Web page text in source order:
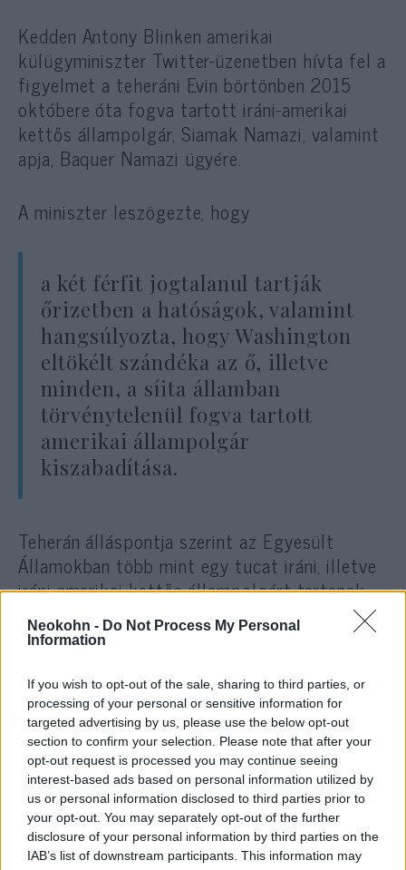
Neokohn - Do Not Process My Personal
Information
If you wish to opt-out of the sale, sharing to third parties, or
processing of your personal or sensitive information for
targeted advertising by us, please use the below opt-out
section to confirm your selection. Please note that after your
opt-out request is processed you may continue seeing
interest-based ads based on personal information utilized by
us or personal information disclosed to third parties prior to
your opt-out. You may separately opt-out of the further
disclosure of your personal information by third parties on the
IAB’s list of downstream participants. This information may
Kedden Antony Blinken amerikai
külügyminiszter Twitter-üzenetben hívta fel a
figyelmet a teheráni Evin börtönben 2015
októbere óta fogva tartott iráni-amerikai
kettős állampolgár, Siamak Namazi, valamint
apja, Baquer Namazi ügyére.
A miniszter leszögezte, hogy
a két férfit jogtalanul tartják
őrizetben a hatóságok, valamint
hangsúlyozta, hogy Washington
eltökélt szándéka az ő, illetve
minden, a síita államban
törvénytelenül fogva tartott
amerikai állampolgár
kiszabadítása.
Teherán álláspontja szerint az Egyesült
Államokban több mint egy tucat iráni, illetve
iráni-amerikai kettős állampolgárt tartanak
fogva, és az iráni vezetés az ő elengedésüket
akarja kieszközölni Washingtonnál.
Iránnal cserél foglyot Belgium
Most folynak Bécsben a 2015-ös iráni
nukleáris megállapodás felélesztését célzó
egyeztetések. Múlt hétfőn az Európai Unió